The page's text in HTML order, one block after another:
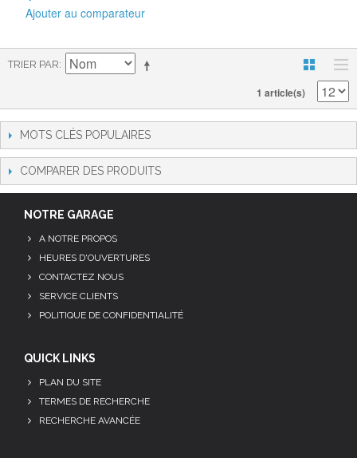
Ajouter au comparateur
TRIER PAR
1 article(s)
MOTS CLÉS POPULAIRES
COMPARER DES PRODUITS
NOTRE GARAGE
A NOTRE PROPOS
HEURES D'OUVERTURES
CONTACTEZ NOUS
SERVICE CLIENTS
POLITIQUE DE CONFIDENTIALITÉ
QUICK LINKS
PLAN DU SITE
TERMES DE RECHERCHE
RECHERCHE AVANCÉE